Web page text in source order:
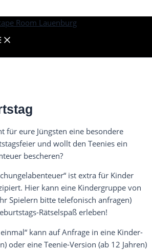
für eure Jüngsten eine besondere
und wollt den Teenies ein
bescheren?
ist extra für Kinder
Hier kann eine Kindergruppe von
Spielern bitte telefonisch anfragen)
Rätselspaß erleben!
kann auf Anfrage in eine Kinder-
oder eine Teenie-Version (ab 12 Jahren)